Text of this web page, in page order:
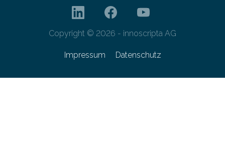
Copyright © 2026 - innoscripta AG
Impressum Datenschutz